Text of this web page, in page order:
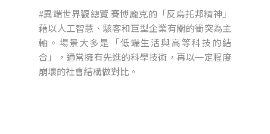
#異端世界觀總覽 賽博龐克的「反烏托邦精神」
藉以人工智慧、駭客和巨型企業有關的衝突為主
軸。場景大多是「低端生活與高等科技的結
合」，通常擁有先進的科學技術，再以一定程度
崩壞的社會結構做對比。